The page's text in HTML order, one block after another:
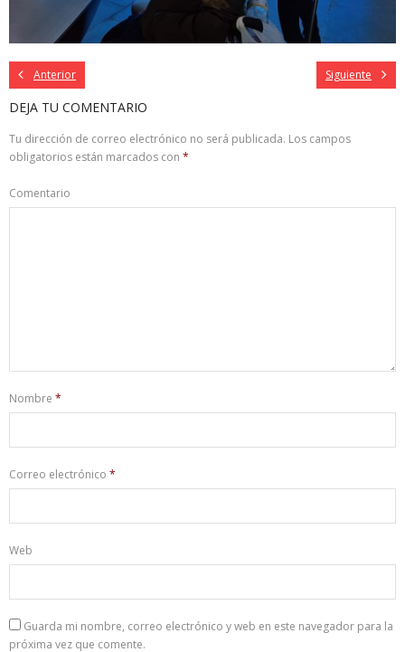
Anterior Siguiente
DEJA TU COMENTARIO
Tu dirección de correo electrónico no será publicada. Los campos
obligatorios están marcados con *
Comentario
Nombre *
Correo electrónico *
Web
Guarda mi nombre, correo electrónico y web en este navegador para la
próxima vez que comente.